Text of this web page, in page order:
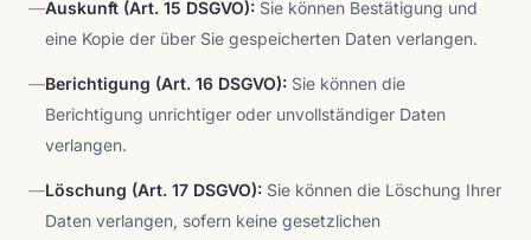
—Auskunft (Art. 15 DSGVO): Sie können Bestätigung und
eine Kopie der über Sie gespeicherten Daten verlangen.
—Berichtigung (Art. 16 DSGVO): Sie können die
Berichtigung unrichtiger oder unvollständiger Daten
verlangen.
—Löschung (Art. 17 DSGVO): Sie können die Löschung Ihrer
Daten verlangen, sofern keine gesetzlichen